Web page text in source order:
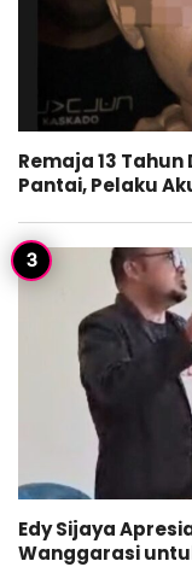
Remaja 13
Pantai, Pelaku
Edy Sijaya
Wanggarasi